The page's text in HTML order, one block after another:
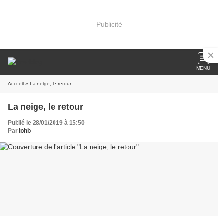
Publicité
MENU
Accueil » La neige, le retour
La neige, le retour
Publié le 28/01/2019 à 15:50
Par jphb